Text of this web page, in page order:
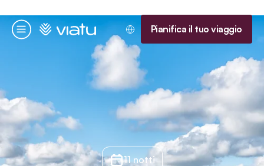
Menu
Homepage Pianifica il tuo viaggio
11 notti